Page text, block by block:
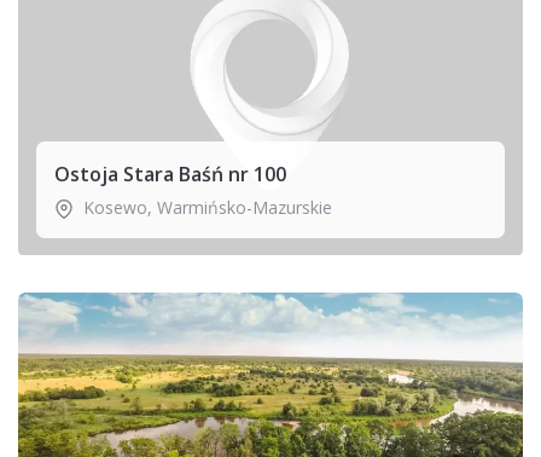
Ostoja Stara Baśń nr 100
Kosewo, Warmińsko-Mazurskie